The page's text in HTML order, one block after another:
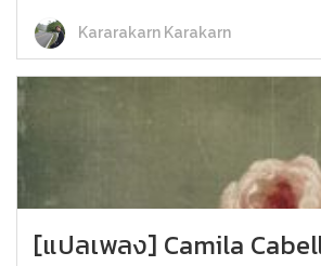
Kararakarn Karakarn
[แปลเพลง] Camila